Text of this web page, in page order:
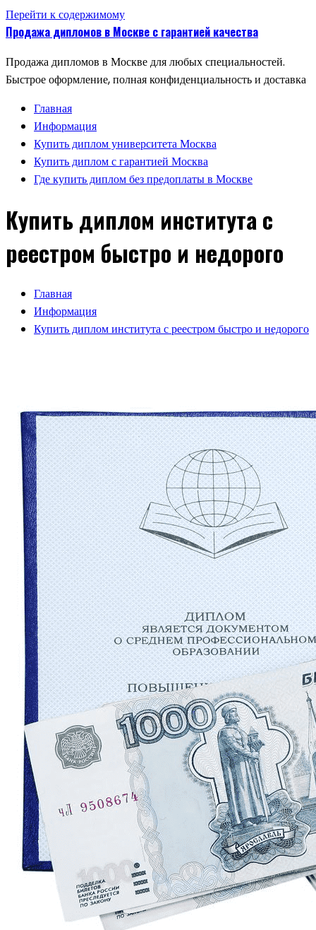
Перейти к содержимому
Продажа дипломов в Москве с гарантией качества
Продажа дипломов в Москве для любых специальностей.
Быстрое оформление, полная конфиденциальность и доставка
Главная
Информация
Купить диплом университета Москва
Купить диплом с гарантией Москва
Где купить диплом без предоплаты в Москве
Купить диплом института с
реестром быстро и недорого
Главная
Информация
Купить диплом института с реестром быстро и недорого